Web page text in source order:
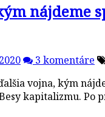
nájdeme
3 komentáre
vojna, kým
kapitalizmu. Po